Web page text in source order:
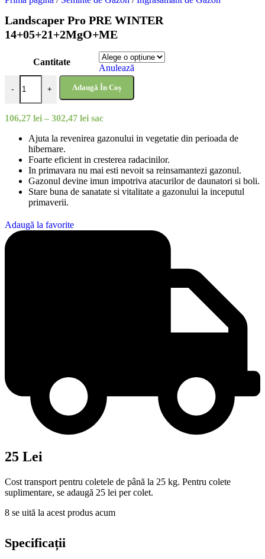
Landscaper Pro PRE WINTER
14+05+21+2MgO+ME
Cantitate
Anulează
-
Cantitate Landscaper Pro PRE WINTER 14+05+21+2MgO+ME
+ Adaugă În Coș
106,27 lei – 302,47 leiInterval
prețuri:
până
la
302,47 lei
sac
Ajuta la revenirea gazonului in vegetatie din perioada de
hibernare.
Foarte eficient in cresterea radacinilor.
In primavara nu mai esti nevoit sa reinsamantezi gazonul.
Gazonul devine imun impotriva atacurilor de daunatori si boli.
Stare buna de sanatate si vitalitate a gazonului la inceputul
primaverii.
Adaugă la favorite
25 Lei
Cost transport pentru coletele de până la 25 kg. Pentru colete
suplimentare, se adaugă 25 lei per colet.
8 se uită la acest produs acum
Specificații